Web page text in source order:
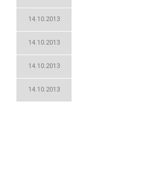
14.10.2013
14.10.2013
14.10.2013
14.10.2013